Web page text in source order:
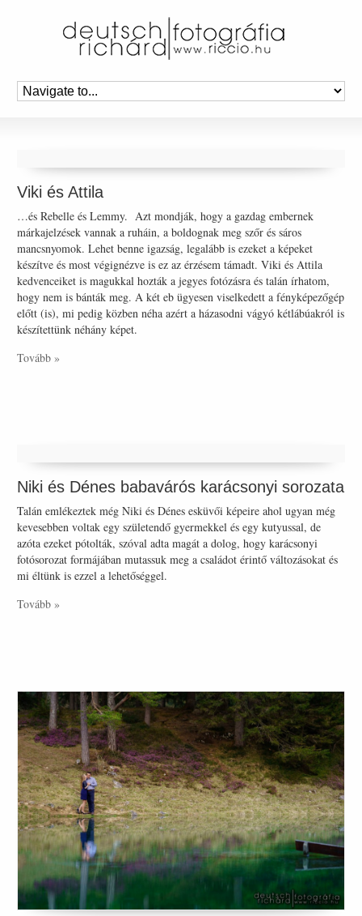
Viki és Attila
…és Rebelle és Lemmy. Azt mondják, hogy a gazdag embernek
márkajelzések vannak a ruháin, a boldognak meg szőr és sáros
mancsnyomok. Lehet benne igazság, legalább is ezeket a képeket
készítve és most végignézve is ez az érzésem támadt. Viki és Attila
kedvenceiket is magukkal hozták a jegyes fotózásra és talán írhatom,
hogy nem is bánták meg. A két eb ügyesen viselkedett a fényképezőgép
előtt (is), mi pedig közben néha azért a házasodni vágyó kétlábúakról is
készítettünk néhány képet.
Tovább »
Niki és Dénes babavárós karácsonyi sorozata
Talán emlékeztek még Niki és Dénes esküvői képeire ahol ugyan még
kevesebben voltak egy születendő gyermekkel és egy kutyussal, de
azóta ezeket pótolták, szóval adta magát a dolog, hogy karácsonyi
fotósorozat formájában mutassuk meg a családot érintő változásokat és
mi éltünk is ezzel a lehetőséggel.
Tovább »